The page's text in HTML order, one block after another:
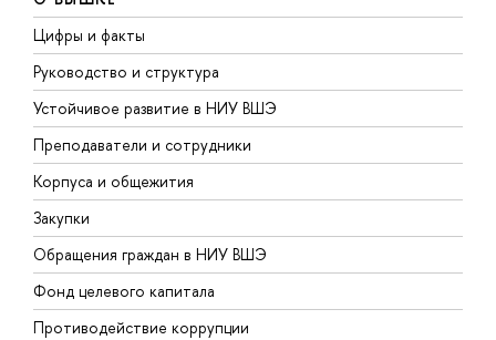
Цифры и факты
Руководство и структура
Устойчивое развитие в НИУ ВШЭ
Преподаватели и сотрудники
Корпуса и общежития
Закупки
Обращения граждан в НИУ ВШЭ
Фонд целевого капитала
Противодействие коррупции